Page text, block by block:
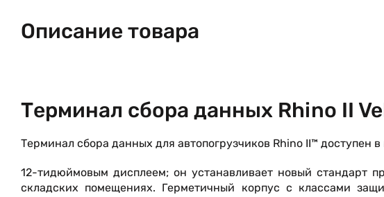
Описание товара
Терминал сбора данных Rhino II
Терминал сбора данных для автопогрузчиков Rhino II™ доступен
12-тидюймовым дисплеем; он устанавливает новый стандарт
складских помещениях. Герметичный корпус с классами